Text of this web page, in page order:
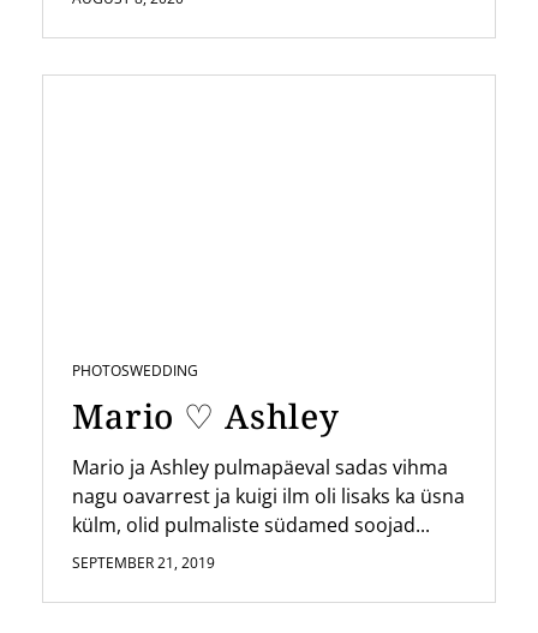
PHOTOSWEDDING
Mario ♡ Ashley
Mario ja Ashley pulmapäeval sadas vihma
nagu oavarrest ja kuigi ilm oli lisaks ka üsna
külm, olid pulmaliste südamed soojad...
SEPTEMBER 21, 2019